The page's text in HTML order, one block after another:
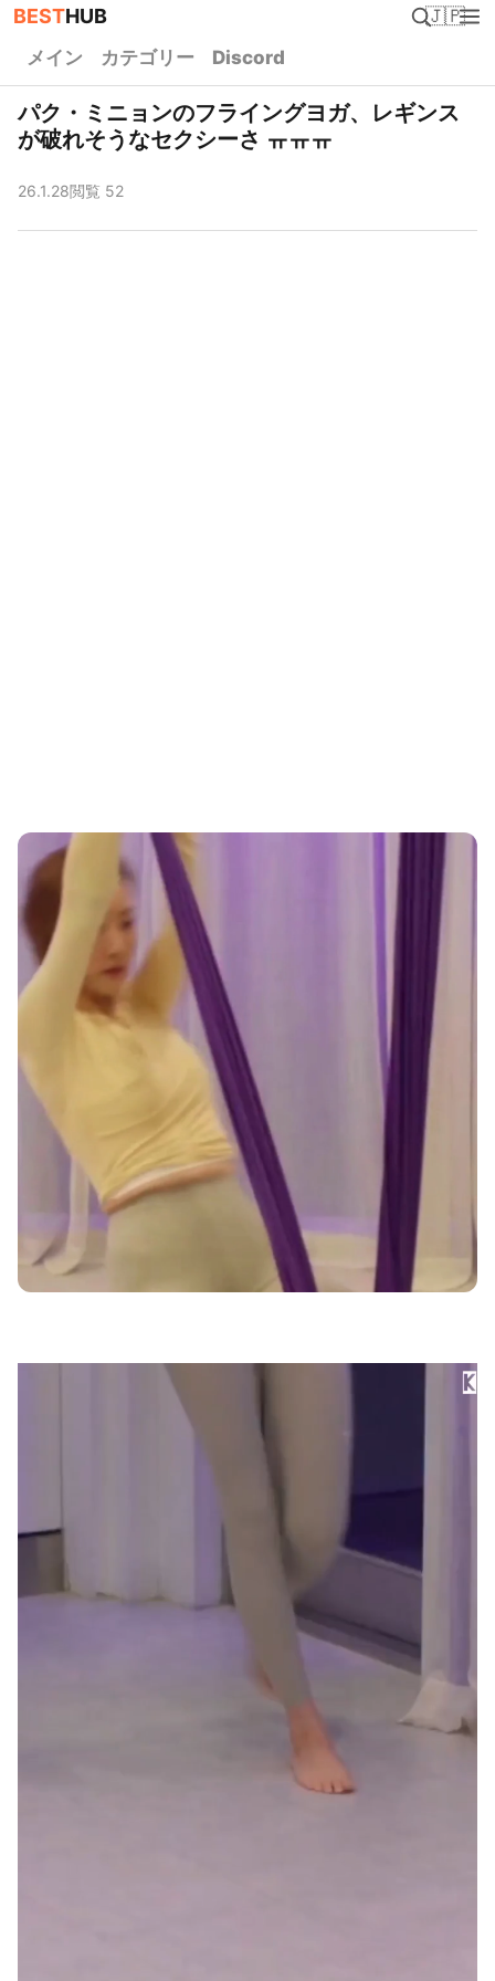
BESTHUB 🇯🇵
メイン カテゴリー Discord
パク・ミニョンのフライングヨガ、レギンス
が破れそうなセクシーさ ㅠㅠㅠ
26.1.28閲覧 52